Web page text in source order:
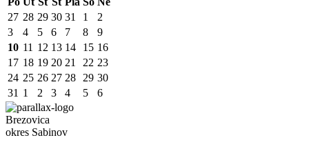
27 28 29 30 31 1
2
3
4 5 6 7 8
9
10 11 12 13 14 15 16
17 18 19 20 21 22 23
24 25 26 27 28 29 30
31 1 2 3 4 5 6
Brezovica
okres Sabinov